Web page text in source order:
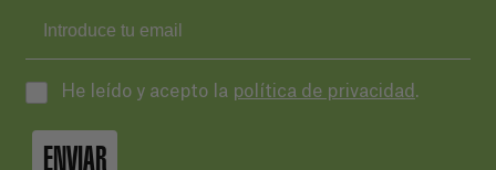
He leído y acepto la política de privacidad .
ENVIAR